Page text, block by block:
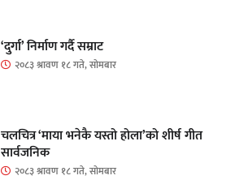
‘दुर्गा’ निर्माण गर्दै सम्राट
२०८३ श्रावण १८ गते, सोमबार
चलचित्र ‘माया भनेकै यस्तो होला’को शीर्ष गीत
सार्वजनिक
२०८३ श्रावण १८ गते, सोमबार